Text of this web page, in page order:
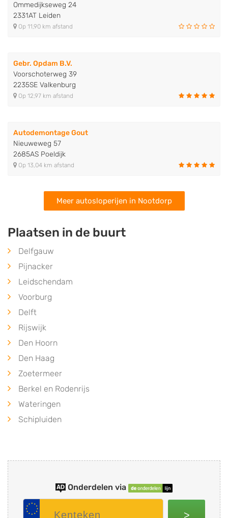
Ommedijkseweg 24
2331AT Leiden
Op 11,90 km afstand
Gebr. Opdam B.V.
Voorschoterweg 39
2235SE Valkenburg
Op 12,97 km afstand
Autodemontage Gout
Nieuweweg 57
2685AS Poeldijk
Op 13,04 km afstand
Meer autosloperijen in Nootdorp
Plaatsen in de buurt
Delfgauw
Pijnacker
Leidschendam
Voorburg
Delft
Rijswijk
Den Hoorn
Den Haag
Zoetermeer
Berkel en Rodenrijs
Wateringen
Schipluiden
Onderdelen via
>